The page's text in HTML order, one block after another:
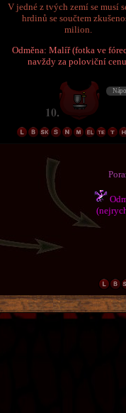
V jedné z tvých zemí se musí
hrdinů se součtem
milion.
Odměna: Malíř (fotka ve
navždy za poloviční